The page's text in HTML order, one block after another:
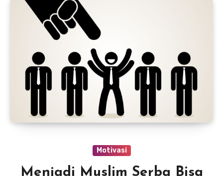
Motivasi
Menjadi Muslim Serba Bisa